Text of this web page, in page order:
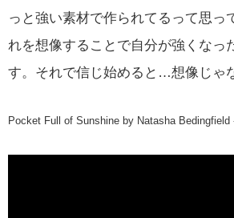
っと強い素材で作られてるって思っ
れを想像することで自分が強くなっ
す。それで信じ始めると…想像じゃ
Pocket Full of Sunshine by Natasha Bedingfield